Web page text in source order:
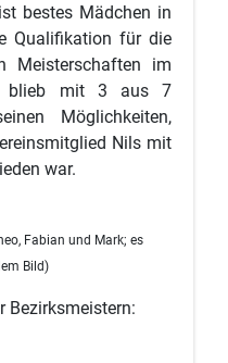
bestes Mädchen in
Qualifikation für die
Meisterschaften im
blieb mit 3 aus 7
Möglichkeiten,
Nils mit
war.
Fabian und Mark; es
Bild)
Bezirksmeistern: